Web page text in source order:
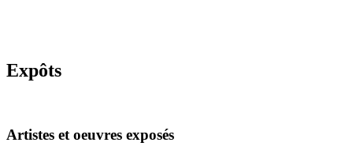
Expôts
Artistes et oeuvres exposés